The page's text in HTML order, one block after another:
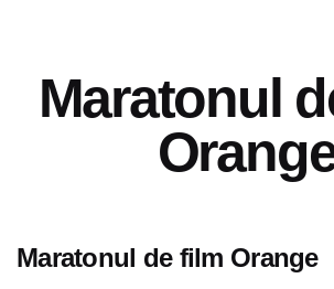
Maratonul
Maratonul de film Orange